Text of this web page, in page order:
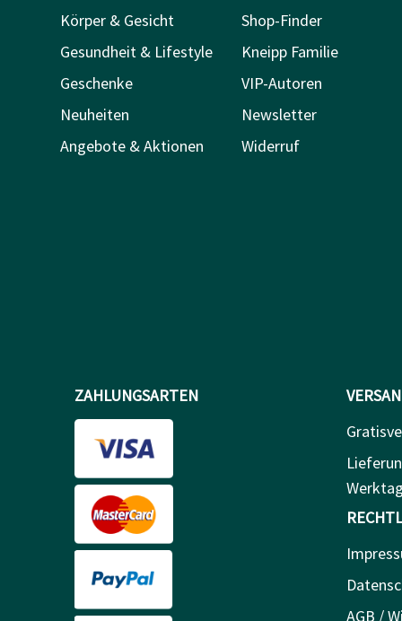
Körper & Gesicht
Gesundheit & Lifestyle
Geschenke
Neuheiten
Angebote & Aktionen
Shop-Finder
Kneipp Familie
VIP-Autoren
Newsletter
Widerruf
ZAHLUNGSARTEN
AGB /